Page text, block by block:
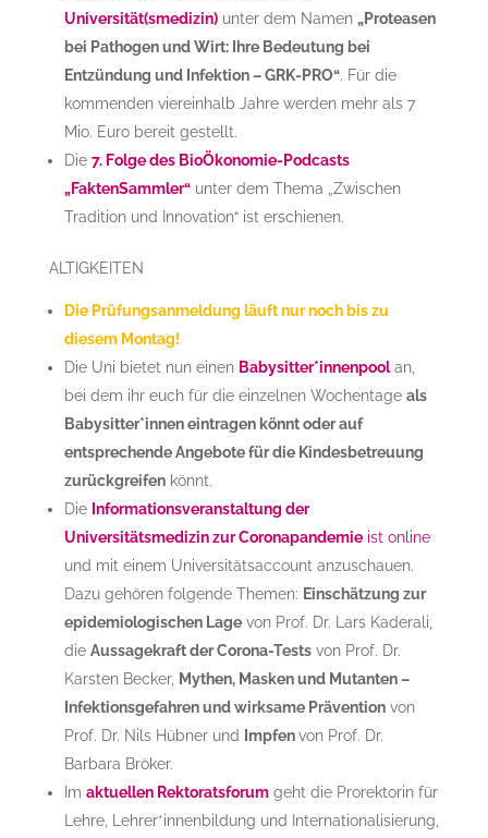
Universität(smedizin)unter dem Namen „Proteasen
bei Pathogen und Wirt: Ihre Bedeutung bei
Entzündung und Infektion – GRK-PRO“. Für die
kommenden viereinhalb Jahre werden mehr als 7
Mio. Euro bereit gestellt.
Die 7. Folge des BioÖkonomie-Podcasts
„FaktenSammler“unter dem Thema „Zwischen
Tradition und Innovation“ ist erschienen.
ALTIGKEITEN
Die Prüfungsanmeldung läuft nur noch bis zu
diesem Montag!
Die Uni bietet nun einen Babysitter*innenpoolan,
bei dem ihr euch für die einzelnen Wochentage als
Babysitter*innen eintragen könnt oder auf
entsprechende Angebote für die Kindesbetreuung
zurückgreifenkönnt.
Die Informationsveranstaltung der
Universitätsmedizin zur Coronapandemieist online
und mit einem Universitätsaccount anzuschauen.
Dazu gehören folgende Themen: Einschätzung zur
epidemiologischen Lagevon Prof. Dr. Lars Kaderali,
die Aussagekraft der Corona-Testsvon Prof. Dr.
Karsten Becker, Mythen, Masken und Mutanten –
Infektionsgefahren und wirksame Präventionvon
Prof. Dr. Nils Hübner und
Impfenvon Prof. Dr.
Barbara Bröker.
Im aktuellen Rektoratsforumgeht die Prorektorin für
Lehre, Lehrer*innenbildung und Internationalisierung,